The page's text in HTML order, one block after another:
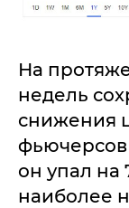
На
недель
снижения
фьючерсов
он упал на
наиболее